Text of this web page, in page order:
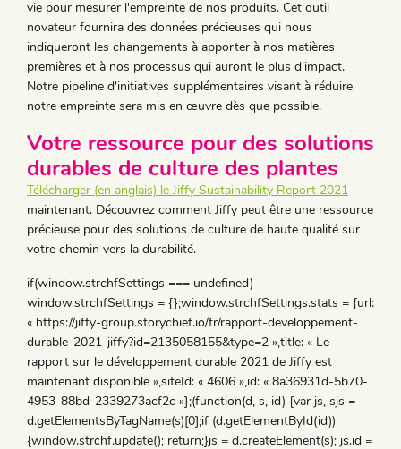
vie pour mesurer l'empreinte de nos produits. Cet outil
novateur fournira des données précieuses qui nous
indiqueront les changements à apporter à nos matières
premières et à nos processus qui auront le plus d'impact.
Notre pipeline d'initiatives supplémentaires visant à réduire
notre empreinte sera mis en œuvre dès que possible.
Votre ressource pour des solutions
durables de culture des plantes
Télécharger (en anglais) le Jiffy Sustainability Report 2021
maintenant. Découvrez comment Jiffy peut être une ressource
précieuse pour des solutions de culture de haute qualité sur
votre chemin vers la durabilité.
if(window.strchfSettings === undefined)
window.strchfSettings = {};window.strchfSettings.stats = {url:
« https://jiffy-group.storychief.io/fr/rapport-developpement-
durable-2021-jiffy?id=2135058155&type=2 »,title: « Le
rapport sur le développement durable 2021 de Jiffy est
maintenant disponible »,siteId: « 4606 »,id: « 8a36931d-5b70-
4953-88bd-2339273acf2c »};(function(d, s, id) {var js, sjs =
d.getElementsByTagName(s)[0];if (d.getElementById(id))
{window.strchf.update(); return;}js = d.createElement(s); js.id =